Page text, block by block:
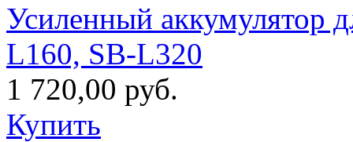
Усиленный аккумулятор
L160, SB-L320
1 720,00 руб.
Купить